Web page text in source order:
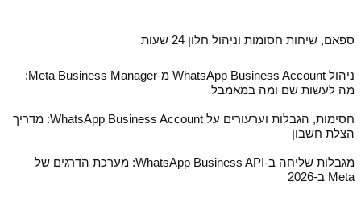
ספאם, שיחות חסומות וניהול חלון 24 שעות
ניהול WhatsApp Business Account מ‑Meta Business Manager:
מה לעשות שם ומה במאמבל
חסימות, הגבלות וערעורים על WhatsApp Business Account: מדריך
הצלת חשבון
מגבלות שליחה ב‑WhatsApp Business API: מערכת הדרגים של
Meta ב‑2026